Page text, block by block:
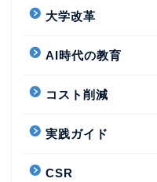
大学改革
AI時代の教育
コスト削減
実践ガイド
CSR